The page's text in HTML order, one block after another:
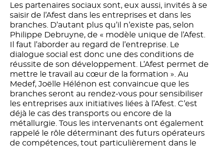
Les partenaires sociaux sont, eux aussi, invités à se
saisir de l’Afest dans les entreprises et dans les
branches. D’autant plus qu’il n’existe pas, selon
Philippe Debruyne, de « modèle unique de l’Afest.
Il faut l’aborder au regard de l’entreprise. Le
dialogue social est donc une des conditions de
réussite de son développement. L’Afest permet de
mettre le travail au cœur de la formation ». Au
Medef, Joëlle Hélénon est convaincue que les
branches seront au rendez-vous pour sensibiliser
les entreprises aux initiatives liées à l’Afest. C’est
déjà le cas des transports ou encore de la
métallurgie. Tous les intervenants ont également
rappelé le rôle déterminant des futurs opérateurs
de compétences, tout particulièrement dans le